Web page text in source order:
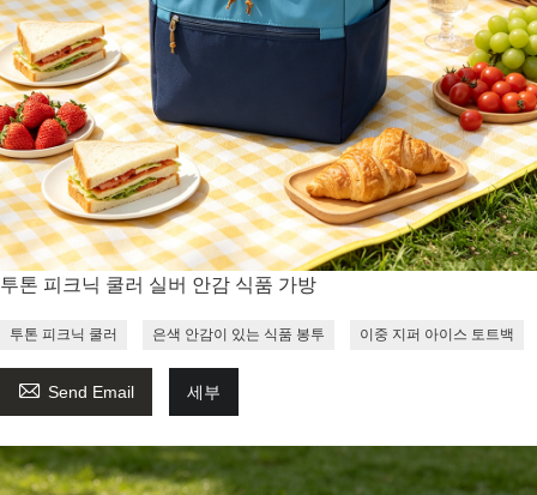
투톤 피크닉 쿨러 실버 안감 식품 가방
투톤 피크닉 쿨러 은색 안감이 있는 식품 봉투 이중 지퍼 아이스 토트백
 Send Email 세부